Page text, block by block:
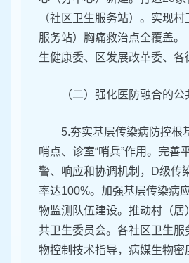
（社区卫生服务站）。实现
服务站）胸痛救治点全覆盖。
生健康委、区发展改革委、各
（二）强化医防融合的
5.夯实基层传染病防控根
哨点、诊室“哨兵”作用。完善
警、响应和协调机制，D级传
率达100%。加强基层传染病
物监测队伍建设。推动村（居
共卫生委员会。各社区卫生服
物控制技术指导，病媒生物密